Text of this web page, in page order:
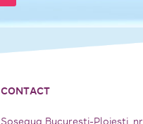
CONTACT